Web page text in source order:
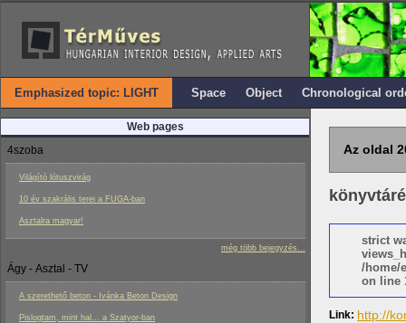
Emphasized topic: LIGHT Space Object Chronological
Web pages
4szoba
Világító lótuszvirág
10 év szakrális terei a FUGA-ban
Asztalra magyar!
még több bejegyzés...
Ágy - Asztal - TV
A szerethető beton - Ivánka Beton Design
Pislogtam, mint hal... a Szatyor-ban
Az oldal
strict
/home/
on line
Link: http://